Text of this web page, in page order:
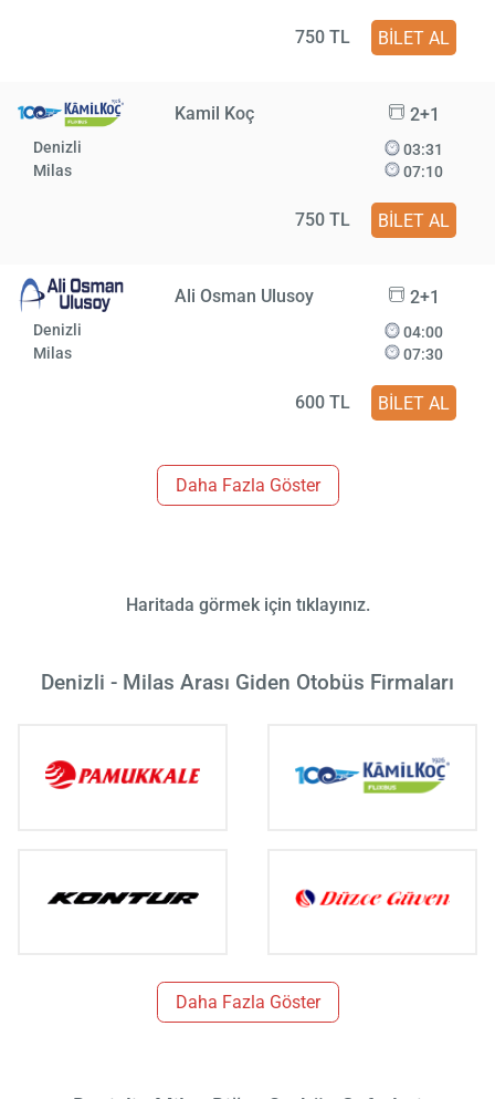
750 TL BİLET AL
Kamil Koç 2+1
Denizli
Milas
03:31
07:10
750 TL BİLET AL
Ali Osman Ulusoy 2+1
Denizli
Milas
04:00
07:30
600 TL BİLET AL
Daha Fazla Göster
Haritada görmek için tıklayınız.
Denizli - Milas Arası Giden Otobüs Firmaları
Daha Fazla Göster